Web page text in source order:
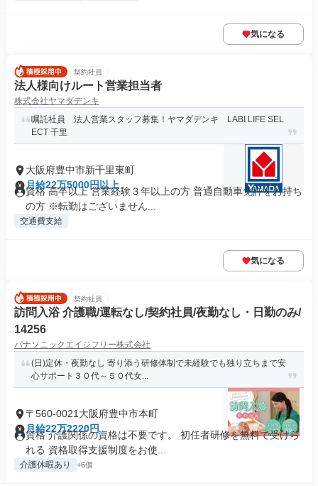
気になる
契約社員
法人様向けルート営業担当者
株式会社ヤマダデンキ
嘱託社員 法人営業スタッフ募集！ヤマダデンキ LABI LIFE SEL
ECT 千里
大阪府豊中市新千里東町
月給22万5000円以上
資格 高卒以上 営業経験３年以上の方 普通自動車免許をお持ち
の方 ※転勤はございません...
交通費支給
気になる
契約社員
訪問入浴 介護職/運転なし/契約社員/夜勤なし・日勤のみ/
14256
パナソニックエイジフリー株式会社
(日)定休・夜勤なし 寄り添う研修体制で未経験でも独り立ちまで安
心サポート３０代～５０代女...
〒560-0021大阪府豊中市本町
月給22万2220円
資格 介護関係の資格は不要です。 初任者研修を無料で受けら
れる 資格取得支援制度をお使...
介護休暇あり +6個